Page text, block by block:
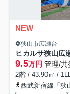
NEW
狭山市広瀬台
ヒカルサ狭山広
9.5万円 管理/共
2階 / 43.90㎡ /
西武新宿線「狭